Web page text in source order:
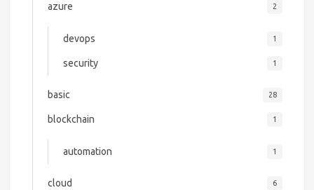
azure 2
devops 1
security 1
basic 28
blockchain 1
automation 1
cloud 6